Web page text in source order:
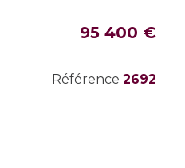
95 400 €
Référence 2692